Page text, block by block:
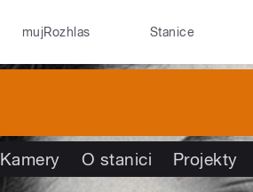
mujRozhlas Stanice
Kamery O stanici Projekty